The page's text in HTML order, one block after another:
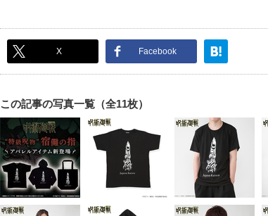
X Facebook
この記事の写真一覧（全11枚）